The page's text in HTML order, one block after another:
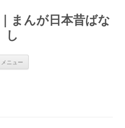
まんが日本昔ばな
し
メニュー